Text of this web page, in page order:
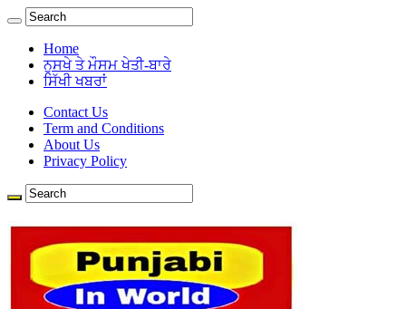
Home
ਨੁਸਖੇ ਤੇ ਮੌਸਮ ਖੇਤੀ-ਬਾਰੇ
ਸਿੱਖੀ ਖਬਰਾਂ
Contact Us
Term and Conditions
About Us
Privacy Policy